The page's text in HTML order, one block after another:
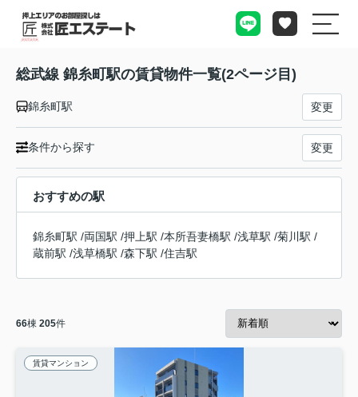
総武線 錦糸町駅の賃貸物件一覧(2ページ目)
錦糸町駅 変更
条件から探す 変更
おすすめの駅
錦糸町駅 /両国駅 /押上駅 /本所吾妻橋駅 /浅草駅 /菊川駅 /
蔵前駅 /浅草橋駅 /森下駅 /住吉駅
66棟 205件
賃貸マンション